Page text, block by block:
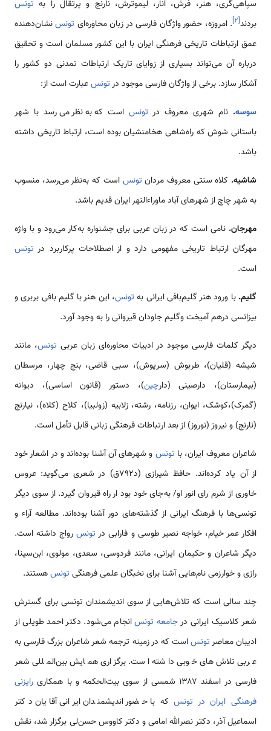
سپاهی‌گری، هنر، فرش، انار، لیموترش، نارنج و پرتقال را به تونس
بردند[۲]. امروزه، حضور واژگان فارسی در زبان محاوره‌ای تونسنشان‌دهنده
عمق ارتباطات تاریخی فرهنگی ایران با این کشور مسلمان است و تحقیق
درباره آن می‌تواند بسیاری از زوایای تاریک ارتباطات تمدنی دو کشور را
آشکار سازد. برخی از واژگان فارسی موجود درتونسعبارت است از:
سوسه. نام شهری معروف در تونس است که به‌نظر می‌رسد با شهر
باستانی شوش که راه‌شاهی هخامنشیان بوده است، ارتباط تاریخی داشته
باشد.
شاشیه. کلاه سنتی معروف مردان تونس است که به‌نظر می‌رسد، منسوب
به شهر چاچ از شهرهای آباد ماوراءالنهر ایران قدیم باشد.
مهرجان. نامی است که در زبان عربی برای جشنواره به‌کار می‌رود و با واژه
مهرگان ارتباط تاریخی مفهومی دارد و از اصطلاحات پرکاربرد در تونس
است.
گلیم. با ورود هنر گلیم‌بافی ایرانی به تونس، این هنر با گلیم‌ بافی بربری و
بیزانسی درهم آمیخت وگلیم جاودان قیروانی را به وجود آورد.
دیگر کلمات فارسی موجود در ادبیات محاوره‌ای زبان عربی تونس، مانند
شیشه (قلیان)، طربوش (سرپوش)، سبی قاضی، بنج چهار، مرسطان
(بیمارستان)، دارصینی (دارچین)، دستور (قانون اساسی)، دیوانه
(گمرک)،کوشک، ایوان، رزنامه، رشته، زلابیه (زولبیا)، کلاح (کلاه)، نیارنج
(نارنج) و نیروز (نوروز) از بعد ارتباطات فرهنگی زبانی قابل تأمل است.
شاعران معروف ایران، با تونس و شهرهای آن آشنا بوده‌اند و در اشعار خود
از آن یاد کرده‌اند. حافظ شیرازی (د۷۹۲ق) در شعری می‌گوید: عروس
خاوری از شرم رای انور او/ به‌جای خود بود ار راه قیروان گیرد. از سوی دیگر
تونسی‌ها با فرهنگ ایرانی از گذشته‌های دور آشنا بوده‌اند. مطالعه آراء و
افکار عمر خیام، خواجه نصیر طوسی و فارابی در تونسرواج داشته است.
دیگر شاعران و حکیمان ایرانی، مانند فردوسی، سعدی، مولوی، ابن‌سینا،
رازی و خوارزمی نام‌هایی آشنا برای نخبگان علمی فرهنگی تونسهستند.
چند سالی است که تلاش‌هایی از سوی اندیشمندان تونسی برای گسترش
شعر کلاسیک ایرانی درجامعه تونسانجام می‌شود. دکتر احمد طویلی از
ادیبان معاصرتونساست که در زمینه ترجمه شعر شاعران بزرگ فارسی به
عربی تلاش‌های خوبی داشته است. برگزاری همایش بین‌المللی شعر
فارسی در اسفند ۱۳۸۷ شمسی از سوی بیت‌الحکمه و با همکاری
رایزنی
فرهنگی ایران در تونسکه با حضور اندیشمندان ایرانی آقایان دکتر
اسماعیل آذر، دکتر نصرالله امامی و دکتر کاووس حسن‌لی برگزار شد، نقش